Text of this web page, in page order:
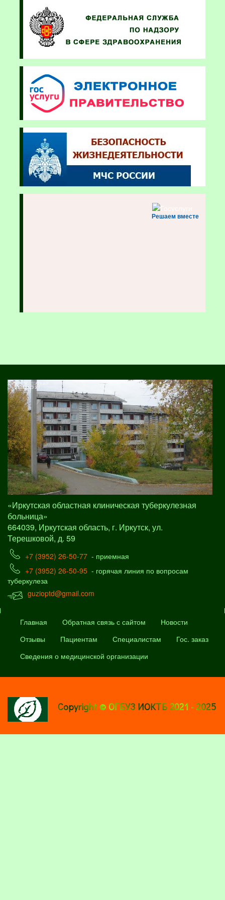
Решаем вместе
«Иркутская областная клиническая туберкулезная
больница»
664039, Иркутская область, г. Иркутск, ул.
Терешковой, д. 59
+7 (3952) 26-50-77 - приемная
+7 (3952) 26-50-95 - горячая линия по вопросам
туберкулеза
guzioptd@gmail.com
Главная Обратная связь с сайтом
Новости
Отзывы
Пациентам Специалистам
Гос. заказ
Сведения о медицинской организации
Copyright © ОГБУЗ ИОКТБ 2021 - 2025